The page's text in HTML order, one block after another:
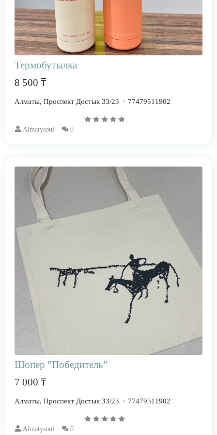
Термобутылка
8 500 ₸
Алматы, Проспект Достык 33/23 77479511902
Almatysoul 0
Шопер "Победитель"
7 000 ₸
Алматы, Проспект Достык 33/23 77479511902
Almatysoul 0